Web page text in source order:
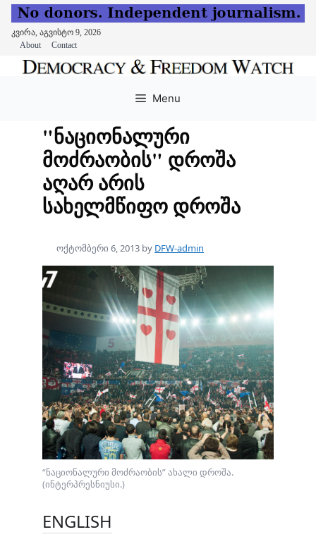
კვირა, აგვისტო 9, 2026
About
Contact
Menu
"ნაციონალური
მოძრაობის" დროშა
აღარ არის
სახელმწიფო დროშა
ოქტომბერი 6, 2013 by DFW-admin
“ნაციონალური მოძრაობის” ახალი დროშა.
(ინტერპრესნიუსი.)
ENGLISH